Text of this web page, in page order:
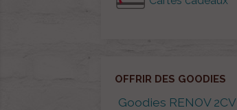
OFFRIR DES GOODIES
Goodies RENOV 2CV